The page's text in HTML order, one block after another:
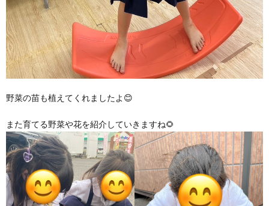
野菜の苗も植えてくれましたよ😊
また育てる野菜や花を紹介していきますね🌻